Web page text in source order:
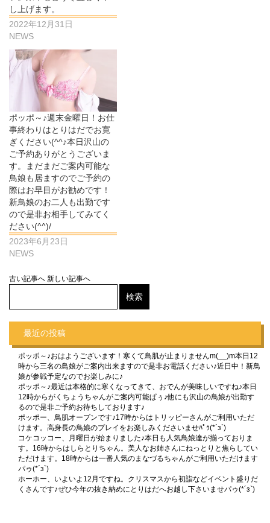
し上げます。
2022年12月31日
NEWS
ポッポ～♪週末金曜日！お仕
事終わりはとりはだでお寛
ぎください(^^♪本日沢山の
ご予約ありがとうございま
す。まだまだご案内可能な
鳥娘も居ますのでご予約の
際はお早目がお勧めです！
新鳥娘のお二人も出勤です
ので是非お相手してみてく
ださい(^^)/
2023年6月23日
NEWS
古い記事へ 新しい記事へ
最近の投稿
ポッポ～♪おはようございます！寒くて鳥肌が止まりませんm(__)m本日12
時から三名の鳥娘がご案内出来ますので是非お電話ください♪近日中！新鳥
娘が参戦予定なのでお楽しみに♪
ポッポ～♪最近は本格的に寒くなってきて、おでんが美味しいですね♪本日
12時からがくちょうちゃんがご案内可能ぱぅ♪他にも沢山の鳥娘が出勤す
るので是非ご予約お待ちしております♪
ポッポー、鳥肌オープンです♪17時からはトリッピーさんがご利用いただ
けます。高身長の鳥娘のプレイをお楽しみくださいませﾊﾟｩ(*´з`)
コケコッコー、月曜日が始まりました♪本日も人気鳥娘達が揃っておりま
す。16時からはしらとりちゃん。美人なお姉さんにねっとりと焦らしてい
ただけます。18時からは一番人気のまなづるちゃんがご利用いただけます
パゥ(*´з`)
ホーホー、いよいよ12月ですね。クリスマスから初詣などイベント盛りだ
くさんです♪ぜひ今年の抜き納めにとりはだへお越し下さいませパゥ(*´з`)